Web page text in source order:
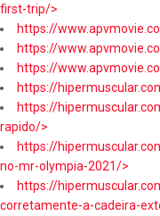
first-trip/>
https://
https://
https://
https://
https://
rapido/>
https://
no-mr-olympia-2021/>
https://
corretamente-a-cadeira-